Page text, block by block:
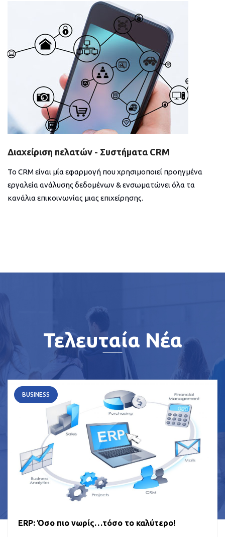
Διαχείριση πελατών - Συστήματα CRM
Το CRM είναι μία εφαρμογή που χρησιμοποιεί προηγμένα
εργαλεία ανάλυσης δεδομένων & ενσωματώνει όλα τα
κανάλια επικοινωνίας μιας επιχείρησης.
Τελευταία Νέα
BUSINESS
ERP: Όσο πιο νωρίς…τόσο το καλύτερο!